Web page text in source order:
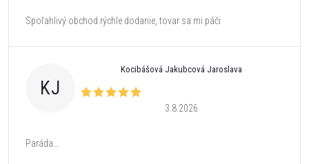
Spoľahlivý obchod rýchle dodanie, tovar sa mi páči
KJ
Kocibášová Jakubcová Jaroslava
3.8.2026
Paráda...